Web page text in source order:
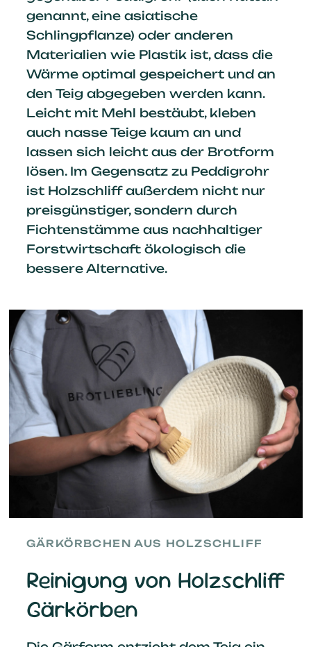
genannt, eine asiatische
Schlingpflanze) oder anderen
Materialien wie Plastik ist, dass die
Wärme optimal gespeichert und an
den Teig abgegeben werden kann.
Leicht mit Mehl bestäubt, kleben
auch nasse Teige kaum an und
lassen sich leicht aus der Brotform
lösen. Im Gegensatz zu Peddigrohr
ist Holzschliff außerdem nicht nur
preisgünstiger, sondern durch
Fichtenstämme aus nachhaltiger
Forstwirtschaft ökologisch die
bessere Alternative.
GÄRKÖRBCHEN AUS HOLZSCHLIFF
Reinigung von Holzschliff
Gärkörben